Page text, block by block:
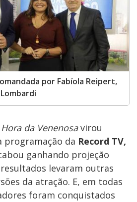
por Fabíola Reipert,
da Venenosavirou
programação da Record TV,
ganhando projeção
levaram outras
da atração. E, em todas
foram conquistados